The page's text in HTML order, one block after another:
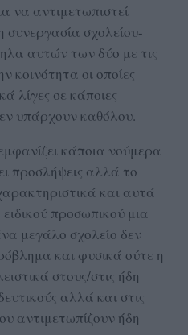
να αντιμετωπιστεί
συνεργασία σχολείου-
αυτών των δύο με τις
κοινότητα οι οποίες
λίγες σε κάποιες
υπάρχουν καθόλου.
κάποια νούμερα
προσλήψεις αλλά το
και αυτά
προσωπικού μια
μεγάλο σχολείο δεν
και φυσικά ούτε η
στους/στις ήδη
αλλά και στις
αντιμετωπίζουν ήδη